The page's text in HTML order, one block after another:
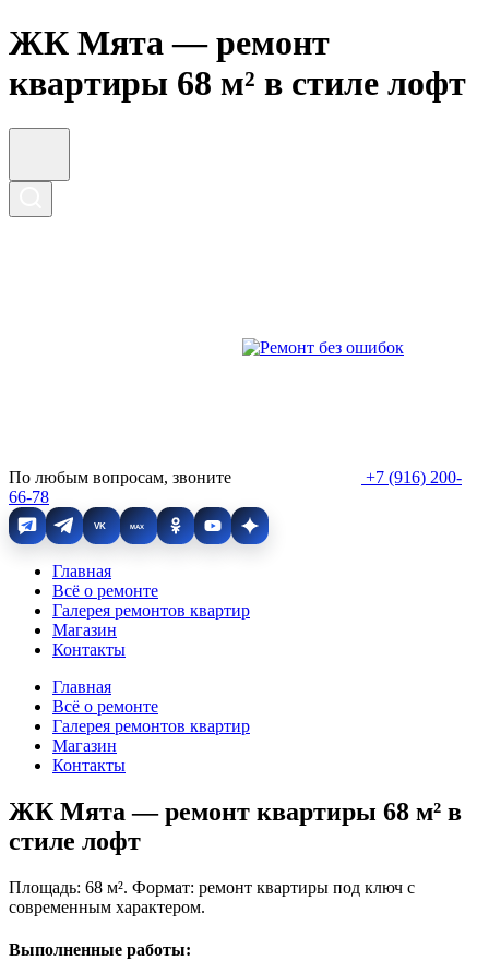
ЖК Мята — ремонт
квартиры 68 м² в стиле лофт
По любым вопросам, звоните
+7 (916) 200-
66-78
VK MAX
Главная
Всё о ремонте
Галерея ремонтов квартир
Магазин
Контакты
Главная
Всё о ремонте
Галерея ремонтов квартир
Магазин
Контакты
ЖК Мята — ремонт квартиры 68 м² в
стиле лофт
Площадь: 68 м². Формат: ремонт квартиры под ключ с
современным характером.
Выполненные работы: